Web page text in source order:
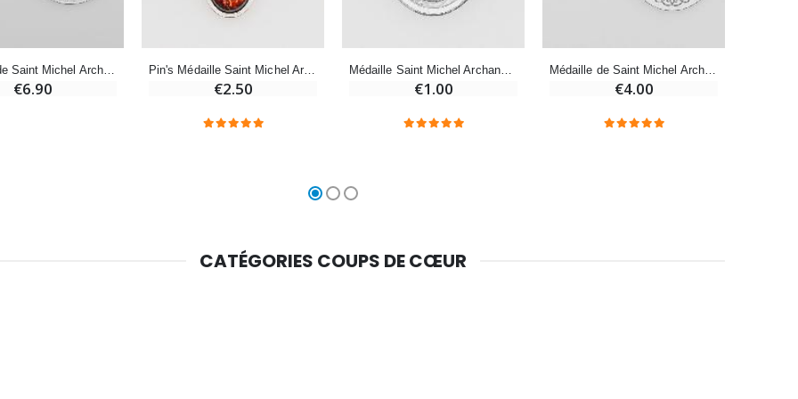
€5.00
Médaille de Saint Michel Archange - 3cm
€6.90
Pin's Médaille Saint Michel Archange - 3cm
€2.50
Médaille Saint Michel Archange - 22 mm
€1.00
Médaille de Saint Michel Archange - 2.5cm
€4.00
CATÉGORIES COUPS DE CŒUR